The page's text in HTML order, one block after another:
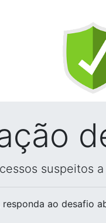
suspeitos
responda ao desafio